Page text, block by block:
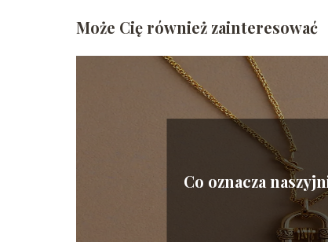
Może Cię również zainteresować
Co oznacza